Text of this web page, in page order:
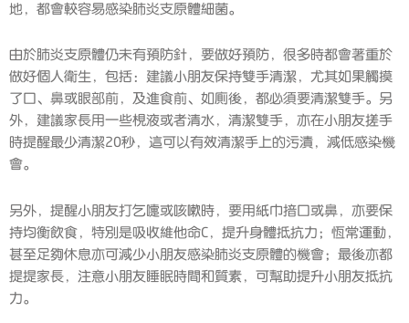
地，都會較容易感染肺炎支原體細菌。
由於肺炎支原體仍未有預防針，要做好預防，很多時都會著重於
做好個人衛生，包括：建議小朋友保持雙手清潔，尤其如果觸摸
了口、鼻或眼部前，及進食前、如廁後，都必須要清潔雙手。另
外，建議家長用一些梘液或者清水，清潔雙手，亦在小朋友搓手
時提醒最少清潔20秒，這可以有效清潔手上的污漬，減低感染機
會。
另外，提醒小朋友打乞嚏或咳嗽時，要用紙巾揞口或鼻，亦要保
持均衡飲食，特別是吸收維他命C，提升身體抵抗力；恆常運動，
甚至足夠休息亦可減少小朋友感染肺炎支原體的機會；最後亦都
提提家長，注意小朋友睡眠時間和質素，可幫助提升小朋友抵抗
力。